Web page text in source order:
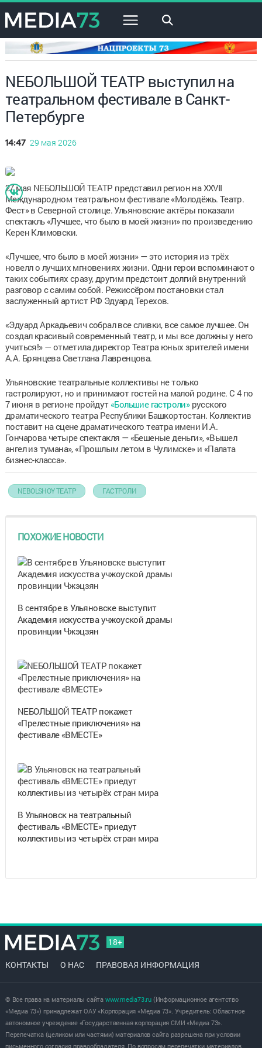
×
NEБОЛЬШОЙ ТЕАТР выступил на
театральном фестивале в Санкт-
Петербурге
14:47 29 мая 2026
27 мая NEБОЛЬШОЙ ТЕАТР представил регион на XXVII
Международном театральном фестивале «Молодёжь. Театр.
Фест» в Северной столице. Ульяновские актёры показали
спектакль «Лучшее, что было в моей жизни» по произведению
Керен Климовски.
«Лучшее, что было в моей жизни» — это история из трёх
новелл о лучших мгновениях жизни. Одни герои вспоминают о
таких событиях сразу, другим предстоит долгий внутренний
разговор с самим собой. Режиссёром постановки стал
заслуженный артист РФ Эдуард Терехов.
«Эдуард Аркадьевич собрал все сливки, все самое лучшее. Он
создал красивый современный театр, и мы все должны у него
учиться!» — отметила директор Театра юных зрителей имени
А.А. Брянцева Светлана Лавренцова.
Ульяновские театральные коллективы не только
гастролируют, но и принимают гостей на малой родине. С 4 по
7 июня в регионе пройдут «Большие гастроли»русского
драматического театра Республики Башкортостан. Коллектив
поставит на сцене драматического театра имени И.А.
Гончарова четыре спектакля — «Бешеные деньги», «Вышел
ангел из тумана», «Прошлым летом в Чулимске» и «Палата
бизнес-класса».
NEBOLSHOY ТЕАТР ГАСТРОЛИ
ПОХОЖИЕ НОВОСТИ
В сентябре в Ульяновске выступит
Академия искусства учжоуской драмы
провинции Чжэцзян
NEБОЛЬШОЙ ТЕАТР покажет
«Прелестные приключения» на
фестивале «ВМЕСТЕ»
В Ульяновск на театральный
фестиваль «ВМЕСТЕ» приедут
коллективы из четырёх стран мира
18+
КОНТАКТЫ О НАС ПРАВОВАЯ ИНФОРМАЦИЯ
© Все права на материалы сайта www.media73.ru(Информационное агентство
«Медиа 73») принадлежат ОАУ «Корпорация «Медиа 73». Учредитель: Областное
автономное учреждение «Государственная корпорация СМИ «Медиа 73».
Перепечатка (целиком или частями) материалов сайта разрешена при условии
письменного согласия правообладателя. По вопросам перепечатки материалов